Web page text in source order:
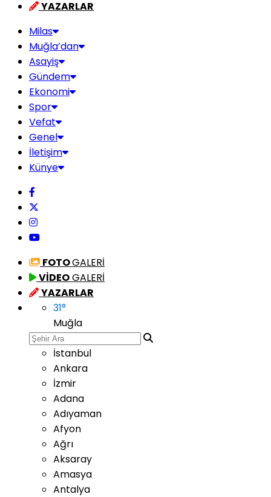
YAZARLAR
Milas
Muğla’dan
Asayiş
Gündem
Ekonomi
Spor
Vefat
Genel
İletişim
Künye
FOTOGALERİ
VİDEOGALERİ
YAZARLAR
31°
Muğla
İstanbul
Ankara
İzmir
Adana
Adıyaman
Afyon
Ağrı
Aksaray
Amasya
Antalya